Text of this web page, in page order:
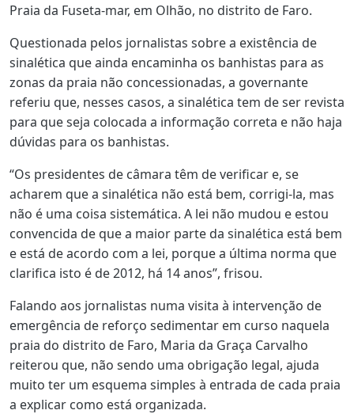
Praia da Fuseta-mar, em Olhão, no distrito de Faro.
Questionada pelos jornalistas sobre a existência de
sinalética que ainda encaminha os banhistas para as
zonas da praia não concessionadas, a governante
referiu que, nesses casos, a sinalética tem de ser revista
para que seja colocada a informação correta e não haja
dúvidas para os banhistas.
“Os presidentes de câmara têm de verificar e, se
acharem que a sinalética não está bem, corrigi-la, mas
não é uma coisa sistemática. A lei não mudou e estou
convencida de que a maior parte da sinalética está bem
e está de acordo com a lei, porque a última norma que
clarifica isto é de 2012, há 14 anos”, frisou.
Falando aos jornalistas numa visita à intervenção de
emergência de reforço sedimentar em curso naquela
praia do distrito de Faro, Maria da Graça Carvalho
reiterou que, não sendo uma obrigação legal, ajuda
muito ter um esquema simples à entrada de cada praia
a explicar como está organizada.